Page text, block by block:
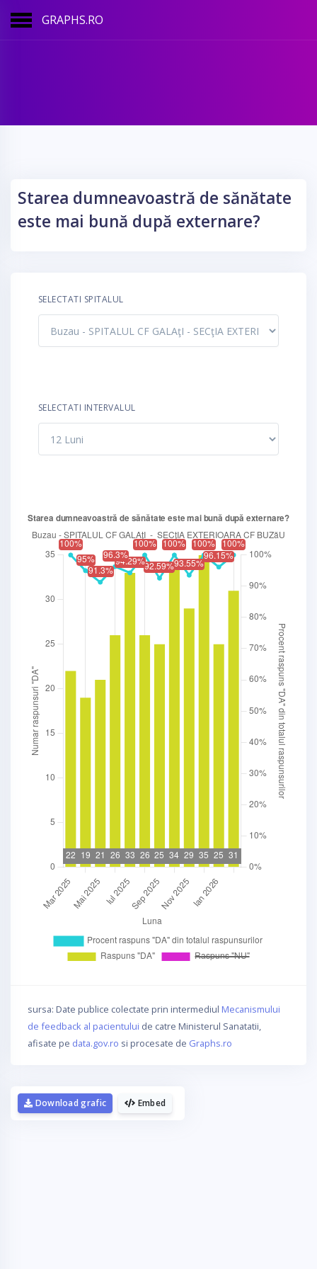
GRAPHS.RO
Starea dumneavoastră de sănătate
este mai bună după externare?
SELECTATI SPITALUL
SELECTATI INTERVALUL
sursa: Date publice colectate prin intermediul Mecanismului
de feedback al pacientului de catre Ministerul Sanatatii,
afisate pe data.gov.ro si procesate de Graphs.ro
Embed
Download grafic